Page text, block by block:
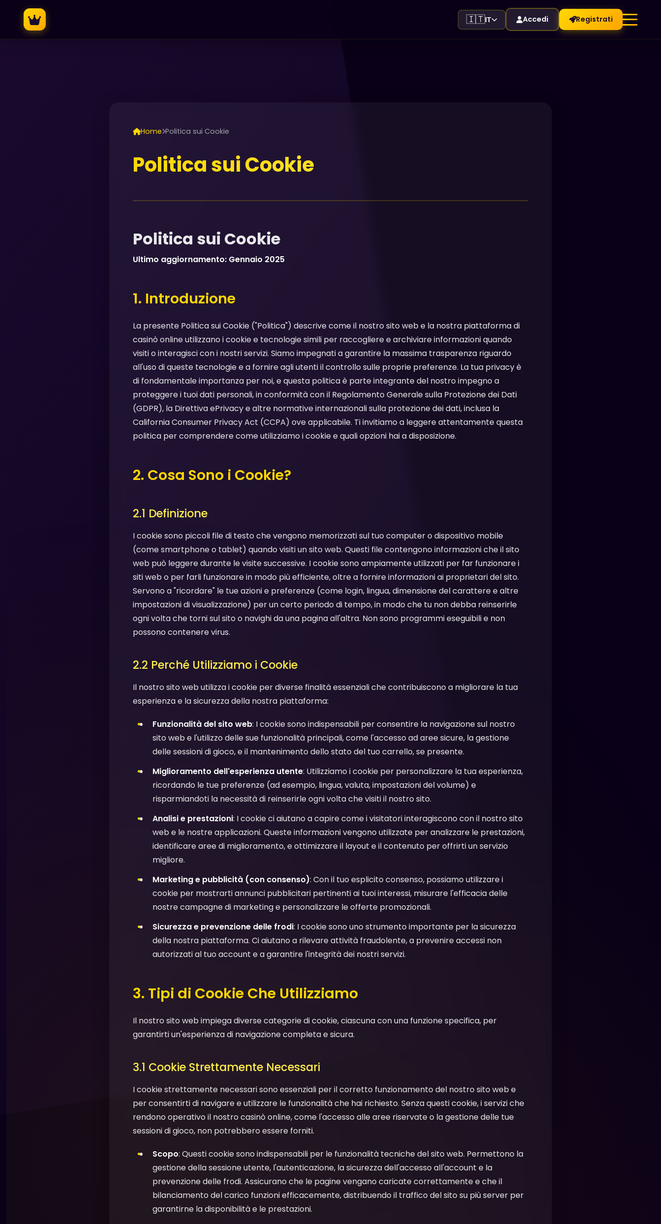
🇮🇹IT Accedi Registrati
Home Politica sui Cookie
Politica sui Cookie
Politica sui Cookie
Ultimo aggiornamento: Gennaio 2025
1. Introduzione
La presente Politica sui Cookie ("Politica") descrive come il nostro sito web e la nostra piattaforma di
casinò online utilizzano i cookie e tecnologie simili per raccogliere e archiviare informazioni quando
visiti o interagisci con i nostri servizi. Siamo impegnati a garantire la massima trasparenza riguardo
all'uso di queste tecnologie e a fornire agli utenti il controllo sulle proprie preferenze. La tua privacy è
di fondamentale importanza per noi, e questa politica è parte integrante del nostro impegno a
proteggere i tuoi dati personali, in conformità con il Regolamento Generale sulla Protezione dei Dati
(GDPR), la Direttiva ePrivacy e altre normative internazionali sulla protezione dei dati, inclusa la
California Consumer Privacy Act (CCPA) ove applicabile. Ti invitiamo a leggere attentamente questa
politica per comprendere come utilizziamo i cookie e quali opzioni hai a disposizione.
2. Cosa Sono i Cookie?
2.1 Definizione
I cookie sono piccoli file di testo che vengono memorizzati sul tuo computer o dispositivo mobile
(come smartphone o tablet) quando visiti un sito web. Questi file contengono informazioni che il sito
web può leggere durante le visite successive. I cookie sono ampiamente utilizzati per far funzionare i
siti web o per farli funzionare in modo più efficiente, oltre a fornire informazioni ai proprietari del sito.
Servono a "ricordare" le tue azioni e preferenze (come login, lingua, dimensione del carattere e altre
impostazioni di visualizzazione) per un certo periodo di tempo, in modo che tu non debba reinserirle
ogni volta che torni sul sito o navighi da una pagina all'altra. Non sono programmi eseguibili e non
possono contenere virus.
2.2 Perché Utilizziamo i Cookie
Il nostro sito web utilizza i cookie per diverse finalità essenziali che contribuiscono a migliorare la tua
esperienza e la sicurezza della nostra piattaforma:
Funzionalità del sito web: I cookie sono indispensabili per consentire la navigazione sul nostro
sito web e l'utilizzo delle sue funzionalità principali, come l'accesso ad aree sicure, la gestione
delle sessioni di gioco, e il mantenimento dello stato del tuo carrello, se presente.
Miglioramento dell'esperienza utente: Utilizziamo i cookie per personalizzare la tua esperienza,
ricordando le tue preferenze (ad esempio, lingua, valuta, impostazioni del volume) e
risparmiandoti la necessità di reinserirle ogni volta che visiti il nostro sito.
Analisi e prestazioni: I cookie ci aiutano a capire come i visitatori interagiscono con il nostro sito
web e le nostre applicazioni. Queste informazioni vengono utilizzate per analizzare le prestazioni,
identificare aree di miglioramento, e ottimizzare il layout e il contenuto per offrirti un servizio
migliore.
Marketing e pubblicità (con consenso): Con il tuo esplicito consenso, possiamo utilizzare i
cookie per mostrarti annunci pubblicitari pertinenti ai tuoi interessi, misurare l'efficacia delle
nostre campagne di marketing e personalizzare le offerte promozionali.
Sicurezza e prevenzione delle frodi: I cookie sono uno strumento importante per la sicurezza
della nostra piattaforma. Ci aiutano a rilevare attività fraudolente, a prevenire accessi non
autorizzati al tuo account e a garantire l'integrità dei nostri servizi.
3. Tipi di Cookie Che Utilizziamo
Il nostro sito web impiega diverse categorie di cookie, ciascuna con una funzione specifica, per
garantirti un'esperienza di navigazione completa e sicura.
3.1 Cookie Strettamente Necessari
I cookie strettamente necessari sono essenziali per il corretto funzionamento del nostro sito web e
per consentirti di navigare e utilizzare le funzionalità che hai richiesto. Senza questi cookie, i servizi che
rendono operativo il nostro casinò online, come l'accesso alle aree riservate o la gestione delle tue
sessioni di gioco, non potrebbero essere forniti.
Scopo: Questi cookie sono indispensabili per le funzionalità tecniche del sito web. Permettono la
gestione della sessione utente, l'autenticazione, la sicurezza dell'accesso all'account e la
prevenzione delle frodi. Assicurano che le pagine vengano caricate correttamente e che il
bilanciamento del carico funzioni efficacemente, distribuendo il traffico del sito su più server per
garantirne la disponibilità e le prestazioni.